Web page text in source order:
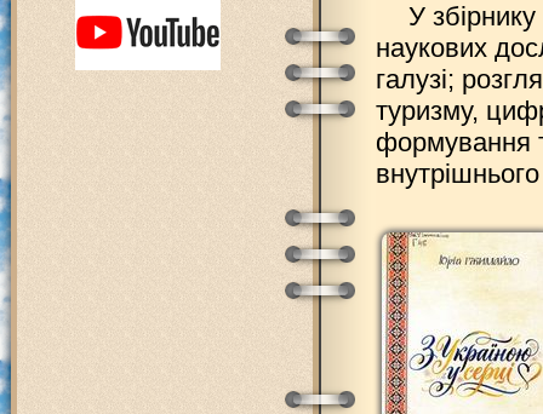
У
наукових
галузі;
туризму,
формування